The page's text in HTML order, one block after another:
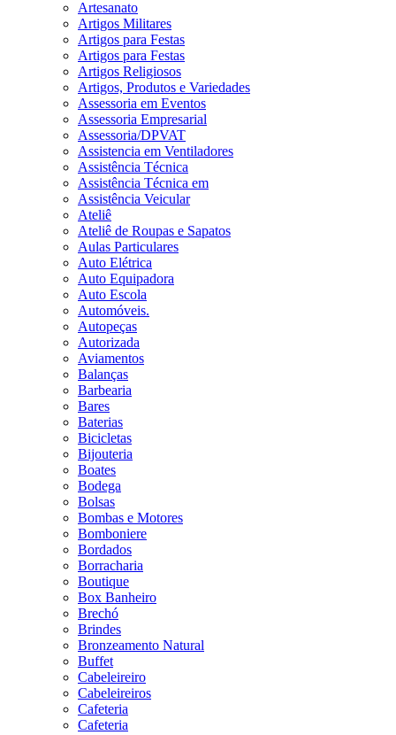
Artesanato
Artigos Militares
Artigos para Festas
Artigos para Festas
Artigos Religiosos
Artigos, Produtos e Variedades
Assessoria em Eventos
Assessoria Empresarial
Assessoria/DPVAT
Assistencia em Ventiladores
Assistência Técnica
Assistência Técnica em
Assistência Veicular
Ateliê
Ateliê de Roupas e Sapatos
Aulas Particulares
Auto Elétrica
Auto Equipadora
Auto Escola
Automóveis.
Autopeças
Autorizada
Aviamentos
Balanças
Barbearia
Bares
Baterias
Bicicletas
Bijouteria
Boates
Bodega
Bolsas
Bombas e Motores
Bomboniere
Bordados
Borracharia
Boutique
Box Banheiro
Brechó
Brindes
Bronzeamento Natural
Buffet
Cabeleireiro
Cabeleireiros
Cafeteria
Cafeteria